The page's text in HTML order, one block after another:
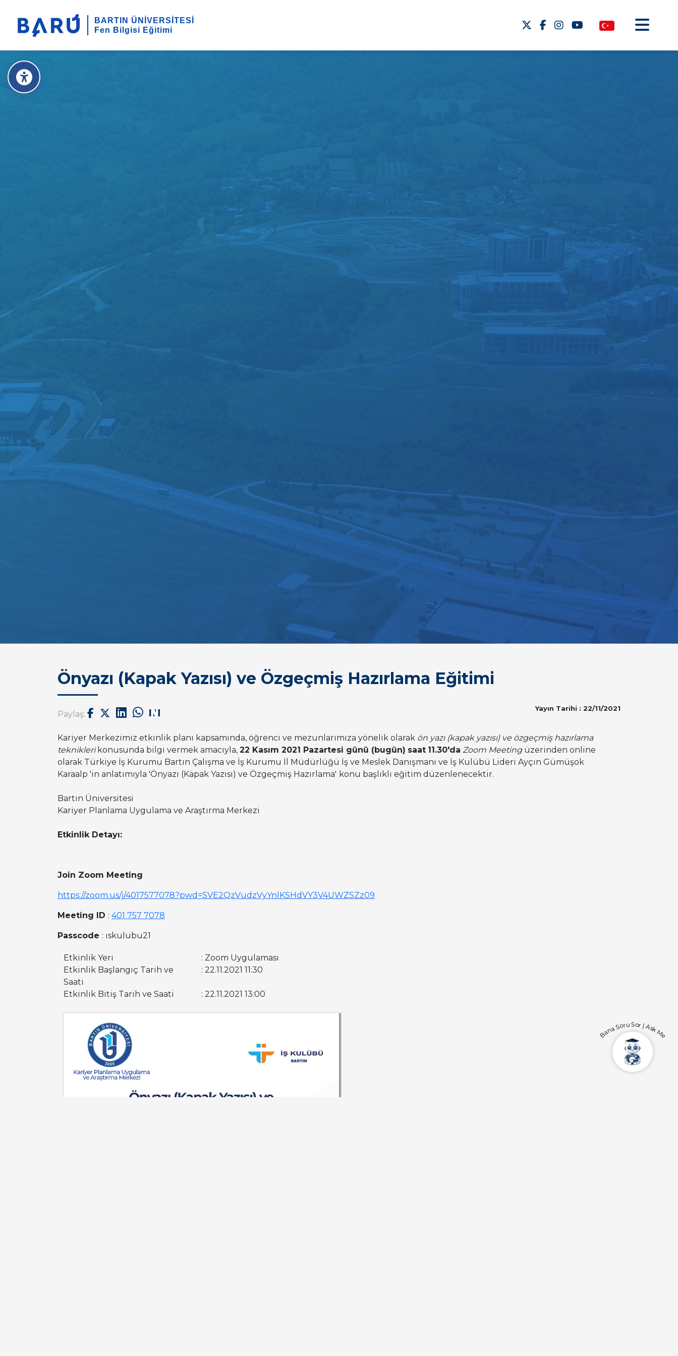
BARTIN ÜNİVERSİTESİ
Fen Bilgisi Eğitimi
Önyazı (Kapak Yazısı) ve Özgeçmiş Hazırlama Eğitimi
Paylaş:
Yayın Tarihi : 22/11/2021
Kariyer Merkezimiz etkinlik planı kapsamında, öğrenci ve mezunlarımıza yönelik olarak ön yazı (kapak yazısı) ve özgeçmiş hazırlama
teknikleri konusunda bilgi vermek amacıyla, 22 Kasım 2021 Pazartesi günü (bugün) saat 11.30'da Zoom Meeting üzerinden online
olarak Türkiye İş Kurumu Bartın Çalışma ve İş Kurumu İl Müdürlüğü İş ve Meslek Danışmanı ve İş Kulübü Lideri Ayçın Gümüşok
Karaalp 'in anlatımıyla 'Önyazı (Kapak Yazısı) ve Özgeçmiş Hazırlama' konu başlıklı eğitim düzenlenecektir.
Bartın Üniversitesi
Kariyer Planlama Uygulama ve Araştırma Merkezi
Etkinlik Detayı:
Join Zoom Meeting
https://zoom.us/j/4017577078?pwd=SVE2QzVudzVyYnlKSHdVY3V4UWZSZz09
Meeting ID : 401 757 7078
Passcode : ıskulubu21
Etkinlik Yeri
: Zoom Uygulaması
Etkinlik Başlangıç Tarih ve
Saati
: 22.11.2021 11:30
Etkinlik Bitiş Tarih ve Saati : 22.11.2021 13:00
Bana Soru Sor | Ask Me